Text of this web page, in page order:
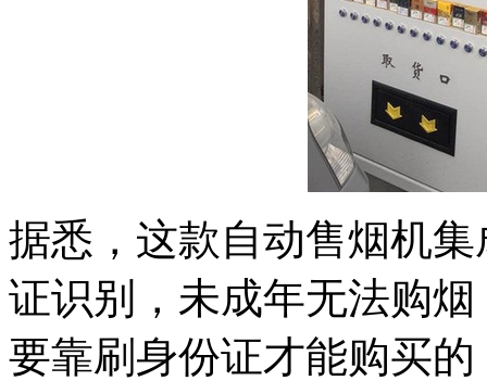
据悉，这款自动售烟机
证识别，未成年无法购
要靠刷身份证才能购买